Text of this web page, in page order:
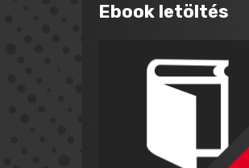
Ebook letöltés